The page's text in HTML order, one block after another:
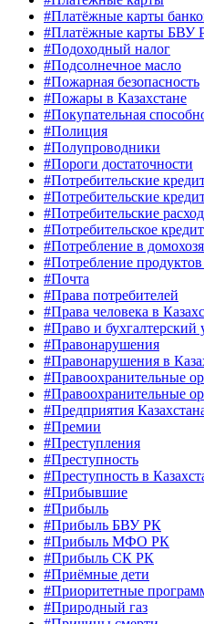
#Платёжные карты
#Платёжные карты БВУ
#Подоходный налог
#Подсолнечное масло
#Пожарная безопасность
#Пожары в Казахстане
#Покупательная
#Полиция
#Полупроводники
#Пороги достаточности
#Потребительские
#Потребительские
#Потребительские
#Потребительское
#Потребление в
#Потребление
#Почта
#Права потребителей
#Права человека в
#Право и бухгалтерский
#Правонарушения
#Правонарушения в
#Правоохранительные
#Правоохранительные
#Предприятия
#Премии
#Преступления
#Преступность
#Преступность в
#Прибывшие
#Прибыль
#Прибыль БВУ РК
#Прибыль МФО РК
#Прибыль СК РК
#Приёмные дети
#Приоритетные
#Природный газ